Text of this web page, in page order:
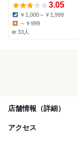
3.05
Dinner:
￥1,000～￥1,999
Lunch:
～￥999
33人
店舗情報（詳細）
アクセス